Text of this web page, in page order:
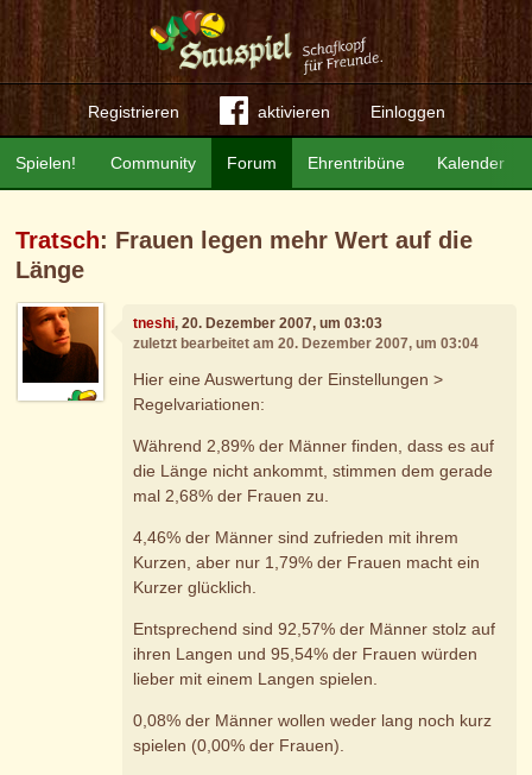
Registrieren aktivieren Einloggen
Community Forum Ehrentribüne Kalender
Spielen!
Tratsch: Frauen legen mehr Wert auf die
Länge
tneshi, 20. Dezember 2007, um 03:03
zuletzt bearbeitet am 20. Dezember 2007, um 03:04
Hier eine Auswertung der Einstellungen >
Regelvariationen:
Während 2,89% der Männer finden, dass es auf
die Länge nicht ankommt, stimmen dem gerade
mal 2,68% der Frauen zu.
4,46% der Männer sind zufrieden mit ihrem
Kurzen, aber nur 1,79% der Frauen macht ein
Kurzer glücklich.
Entsprechend sind 92,57% der Männer stolz auf
ihren Langen und 95,54% der Frauen würden
lieber mit einem Langen spielen.
0,08% der Männer wollen weder lang noch kurz
spielen (0,00% der Frauen).